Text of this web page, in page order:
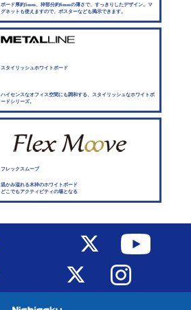
ボード厚約5mm、枠部分約6mmの薄さで、すっきりしたデザイン。マ
グネットも使えますので、ポスターなども掲示できます。
スタイリッシュホワイトボード
ハイセンスなオフィス空間にも調和する、スタイリッシュなホワイトボ
ードシリーズ。
フレックスムーブ
温かみ溢れる木枠のホワイトボード
どこでもアクティビティの場となる